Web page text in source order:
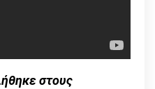
στους